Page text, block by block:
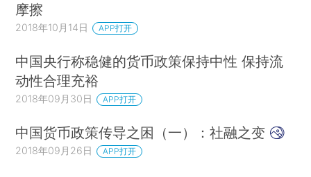
摩擦
2018年10月14日 APP打开
中国央行称稳健的货币政策保持中性 保持流
动性合理充裕
2018年09月30日 APP打开
中国货币政策传导之困（一）：社融之变
2018年09月26日 APP打开